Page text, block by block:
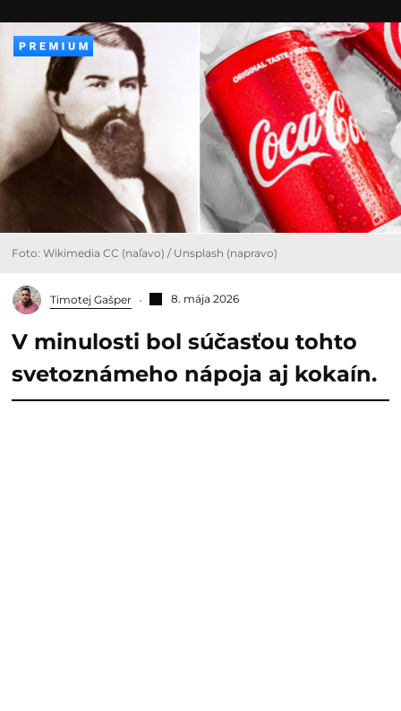
Foto: Wikimedia CC (naľavo) / Unsplash (napravo)
Timotej Gašper 8. mája 2026
V minulosti bol súčasťou tohto
svetoznámeho nápoja aj kokaín.